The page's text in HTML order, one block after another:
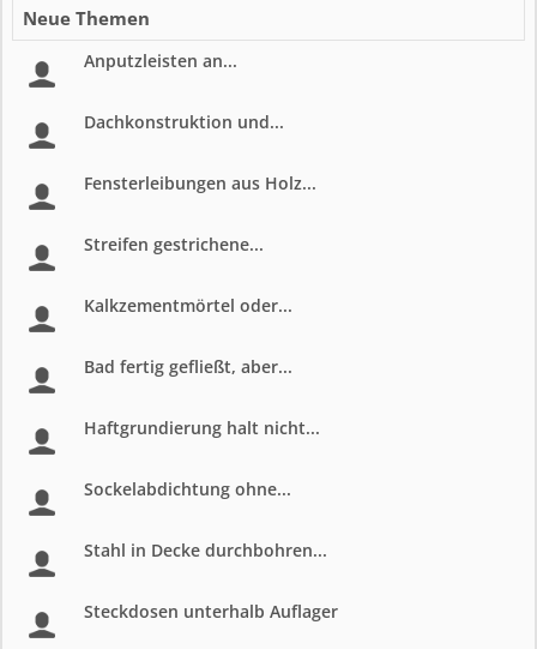
Neue Themen
Anputzleisten an...
Dachkonstruktion und...
Fensterleibungen aus Holz...
Streifen gestrichene...
Kalkzementmörtel oder...
Bad fertig gefließt, aber...
Haftgrundierung halt nicht...
Sockelabdichtung ohne...
Stahl in Decke durchbohren...
Steckdosen unterhalb Auflager